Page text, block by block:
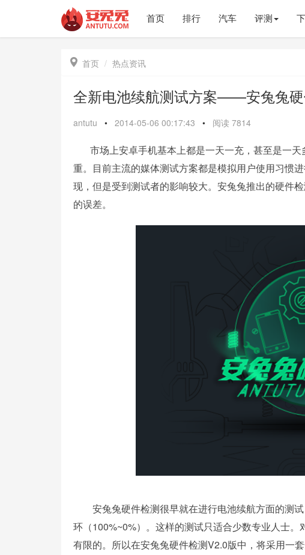
首页 排行 汽车 评测
 首页 热点资讯
全新电池续航测试方案——安兔兔
antutu • 2014-05-06 00:17:43 • 阅读 7814
市场上安卓手机基本上都是一天一充，甚至是一天
重。目前主流的媒体测试方案都是模拟用户使用习惯
现，但是受到测试者的影响较大。安兔兔推出的硬件
的误差。
安兔兔硬件检测很早就在进行电池续航方面的测试
环（100%~0%）。这样的测试只适合少数专业人士
有限的。所以在安兔兔硬件检测V2.0版中，将采用一